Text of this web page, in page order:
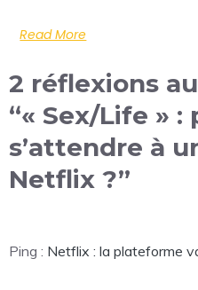
Read More
2 réflexions
“« Sex/Life » :
s’attendre à
Netflix ?”
Ping : Netflix : la plateforme